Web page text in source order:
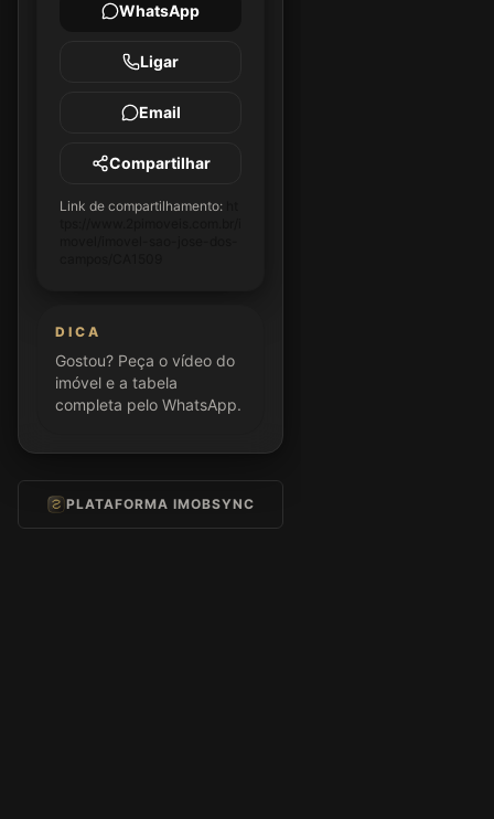
WhatsApp
Ligar
Email
Compartilhar
Link de compartilhamento:
DICA
Gostou? Peça o vídeo do
imóvel e a tabela
completa pelo WhatsApp.
PLATAFORMA IMOBSYNC